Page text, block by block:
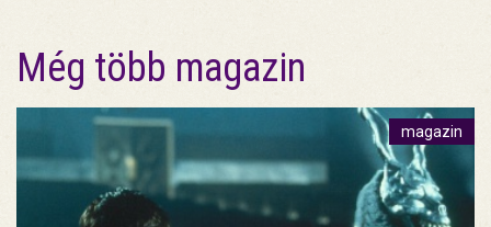
Még több magazin
magazin